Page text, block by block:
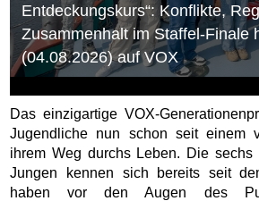
Entdeckungskurs“: Konflikte,
Zusammenhalt im Staffel-Finale
(04.08.2026) auf VOX
Das einzigartige VOX-
Jugendliche nun schon seit einem
ihrem Weg durchs Leben. Die sechs
Jungen kennen sich bereits seit
haben vor den Augen des